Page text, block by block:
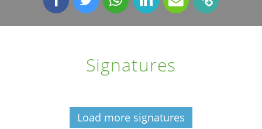
Signatures
Load more signatures